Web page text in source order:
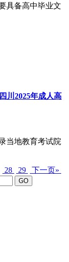
具备高中毕业文
四川2025年成人高
当地教育考试院
28 29
下一页»